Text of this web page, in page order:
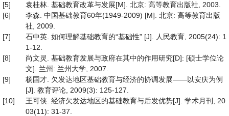
[5]
袁桂林. 基础教育改革与发展[M]. 北京: 高等教育出版社, 2003.
[6]
李森. 中国基础教育60年(1949-2009) [M]. 北京: 高等教育出版
社, 2009.
[7]
石中英. 如何理解基础教育的“基础性” [J]. 人民教育, 2005(24): 1
1-12.
[8]
尚文灵. 基础教育发展与政府在其中的作用研究[D]: [硕士学位论
文]. 兰州: 兰州大学, 2007.
[9]
杨国才. 欠发达地区基础教育与经济的协调发展——以安庆为例
[J]. 教育评论, 2009(3): 125-127.
[10]
王可侠. 经济欠发达地区的基础教育与后发优势[J]. 学术月刊, 20
03(11): 31-37.